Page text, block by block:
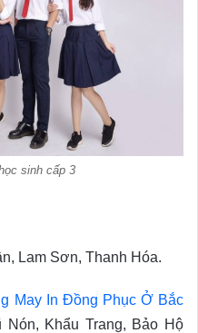
sinh cấp 3
Lam Sơn, Thanh Hóa.
May In Đồng Phục Ở Bắc
Khẩu Trang, Bảo Hộ